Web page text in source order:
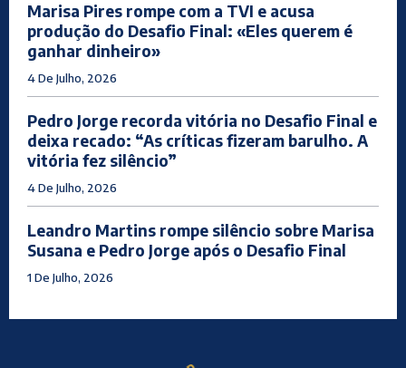
Marisa Pires rompe com a TVI e acusa
produção do Desafio Final: «Eles querem é
ganhar dinheiro»
4 De Julho, 2026
Pedro Jorge recorda vitória no Desafio Final e
deixa recado: “As críticas fizeram barulho. A
vitória fez silêncio”
4 De Julho, 2026
Leandro Martins rompe silêncio sobre Marisa
Susana e Pedro Jorge após o Desafio Final
1 De Julho, 2026